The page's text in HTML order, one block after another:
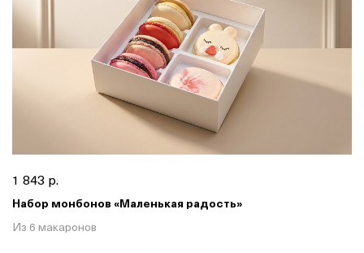
1 843 р.
Набор монбонов «Маленькая радость»
Из 6 макаронов